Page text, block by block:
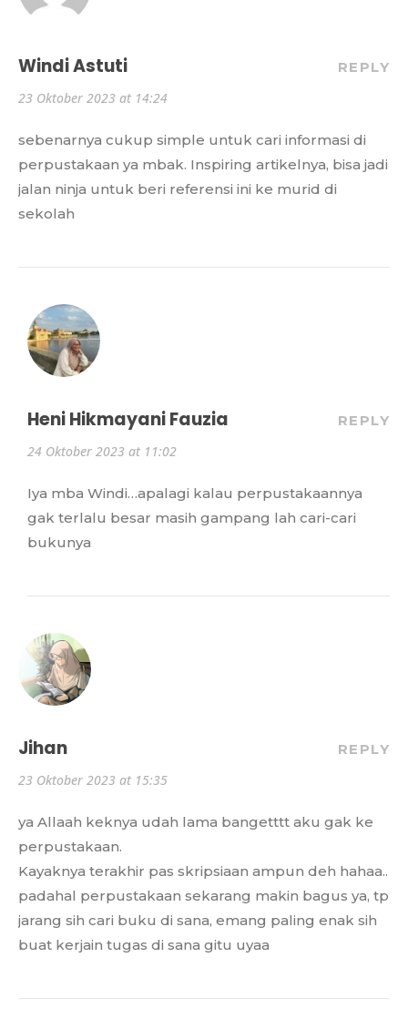
Windi Astuti
23 Oktober 2023 at 14:24
REPLY
sebenarnya cukup simple untuk cari informasi di
perpustakaan ya mbak. Inspiring artikelnya, bisa jadi
jalan ninja untuk beri referensi ini ke murid di
sekolah
Heni Hikmayani Fauzia
24 Oktober 2023 at 11:02
REPLY
Iya mba Windi…apalagi kalau perpustakaannya
gak terlalu besar masih gampang lah cari-cari
bukunya
Jihan
23 Oktober 2023 at 15:35
REPLY
ya Allaah keknya udah lama bangetttt aku gak ke
perpustakaan.
Kayaknya terakhir pas skripsiaan ampun deh hahaa..
padahal perpustakaan sekarang makin bagus ya, tp
jarang sih cari buku di sana, emang paling enak sih
buat kerjain tugas di sana gitu uyaa